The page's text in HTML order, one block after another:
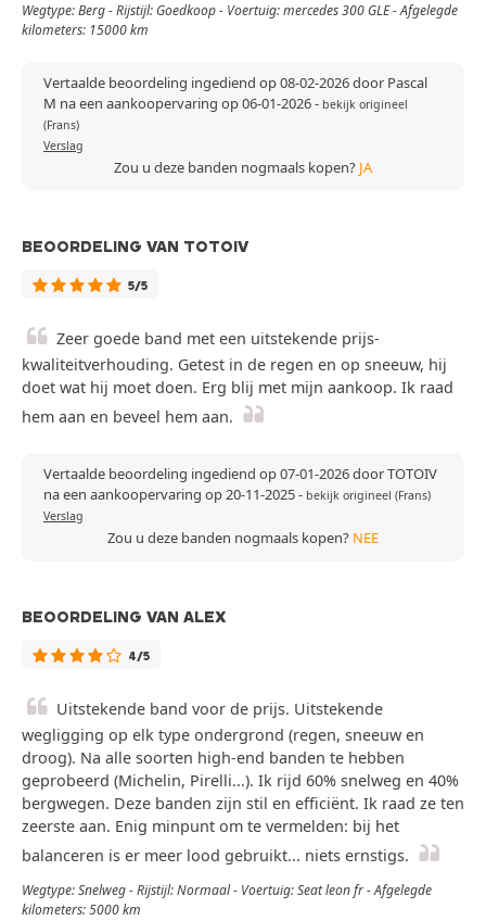
Wegtype: Berg - Rijstijl: Goedkoop - Voertuig: mercedes 300 GLE - Afgelegde
kilometers: 15000 km
Vertaalde beoordeling ingediend op 08-02-2026 door Pascal
M na een aankoopervaring op 06-01-2026- bekijk origineel
(Frans)
Verslag
Zou u deze banden nogmaals kopen? JA
BEOORDELING VAN TOTOIV
5/5
Zeer goede band met een uitstekende prijs-
kwaliteitverhouding. Getest in de regen en op sneeuw, hij
doet wat hij moet doen. Erg blij met mijn aankoop. Ik raad
hem aan en beveel hem aan.
Vertaalde beoordeling ingediend op 07-01-2026 door TOTOIV
na een aankoopervaring op 20-11-2025- bekijk origineel (Frans)
Verslag
Zou u deze banden nogmaals kopen? NEE
BEOORDELING VAN ALEX
4/5
Uitstekende band voor de prijs. Uitstekende
wegligging op elk type ondergrond (regen, sneeuw en
droog). Na alle soorten high-end banden te hebben
geprobeerd (Michelin, Pirelli...). Ik rijd 60% snelweg en 40%
bergwegen. Deze banden zijn stil en efficiënt. Ik raad ze ten
zeerste aan. Enig minpunt om te vermelden: bij het
balanceren is er meer lood gebruikt... niets ernstigs.
Wegtype: Snelweg - Rijstijl: Normaal - Voertuig: Seat leon fr - Afgelegde
kilometers: 5000 km